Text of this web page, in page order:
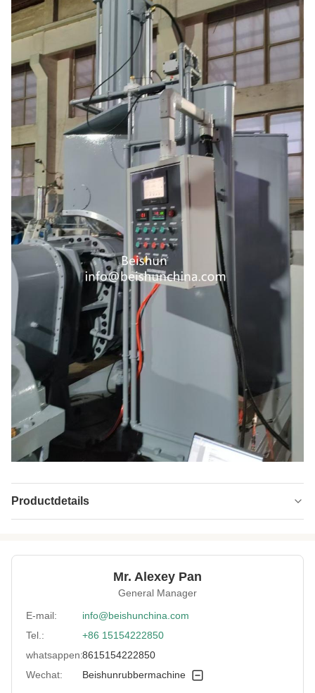
Productdetails
Mixing Speed: 30 rpm
12 maanden
Colour: Zoals gevraagd
Rotor Structure: Twee/Vier-vleugel
Condition: Nieuw, nieuw
Mr. Alexey Pan
General Manager
E-mail:
info@beishunchina.com
Tel.:
+86 15154222850
whatsappen:8615154222850
Wechat:
Beishunrubbermachine